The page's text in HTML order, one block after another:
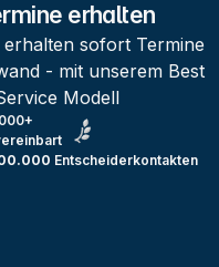
erhalten
sofort Termine
- mit unserem Best
Modell
Entscheiderkontakten